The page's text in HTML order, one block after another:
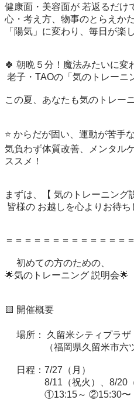
健康面・美容面が 若返るだけ
心・考え方、物事のとらえか
「陽気」に変わり、毎日が楽
🍀 朝晩５分！魔法みたいに変
この夏、あなたも気のトレー
⭐ からだが固い、運動が苦手
気負わず体質改善、メンタル
ススメ！
まずは、【 気のトレーニング
＝＝＝＝＝＝＝＝＝＝＝＝＝＝
初めての方のための、
🌟気のトレーニング 説明会🌟
🟨 開催概要
場所： 久留米シティプラ
（福岡県久留米市六ツ
日程：7/27（月）
8/11（祝火）、8/20（
①13:15～ ②15:30〜